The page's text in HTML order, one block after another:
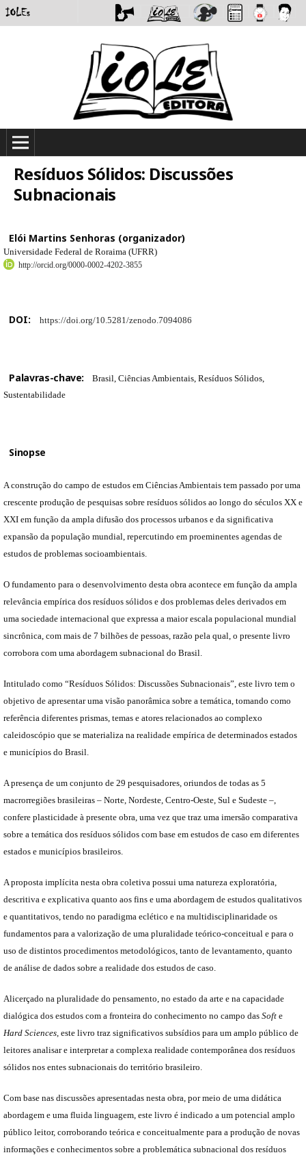
Resíduos Sólidos: Discussões
Subnacionais
Elói Martins Senhoras (organizador)
Universidade Federal de Roraima (UFRR)
http://orcid.org/0000-0002-4202-3855
DOI: https://doi.org/10.5281/zenodo.7094086
Palavras-chave:
Brasil, Ciências Ambientais, Resíduos Sólidos,
Sustentabilidade
Sinopse
A construção do campo de estudos em Ciências Ambientais tem passado por uma
crescente produção de pesquisas sobre resíduos sólidos ao longo do séculos XX e
XXI em função da ampla difusão dos processos urbanos e da significativa
expansão da população mundial, repercutindo em proeminentes agendas de
estudos de problemas socioambientais.
O fundamento para o desenvolvimento desta obra acontece em função da ampla
relevância empírica dos resíduos sólidos e dos problemas deles derivados em
uma sociedade internacional que expressa a maior escala populacional mundial
sincrônica, com mais de 7 bilhões de pessoas, razão pela qual, o presente livro
corrobora com uma abordagem subnacional do Brasil.
Intitulado como “Resíduos Sólidos: Discussões Subnacionais”, este livro tem o
objetivo de apresentar uma visão panorâmica sobre a temática, tomando como
referência diferentes prismas, temas e atores relacionados ao complexo
caleidoscópio que se materializa na realidade empírica de determinados estados
e municípios do Brasil.
A presença de um conjunto de 29 pesquisadores, oriundos de todas as 5
macrorregiões brasileiras – Norte, Nordeste, Centro-Oeste, Sul e Sudeste –,
confere plasticidade à presente obra, uma vez que traz uma imersão comparativa
sobre a temática dos resíduos sólidos com base em estudos de caso em diferentes
estados e municípios brasileiros.
A proposta implícita nesta obra coletiva possui uma natureza exploratória,
descritiva e explicativa quanto aos fins e uma abordagem de estudos qualitativos
e quantitativos, tendo no paradigma eclético e na multidisciplinaridade os
fundamentos para a valorização de uma pluralidade teórico-conceitual e para o
uso de distintos procedimentos metodológicos, tanto de levantamento, quanto
de análise de dados sobre a realidade dos estudos de caso.
Alicerçado na pluralidade do pensamento, no estado da arte e na capacidade
dialógica dos estudos com a fronteira do conhecimento no campo das Soft e
Hard Sciences , este livro traz significativos subsídios para um amplo público de
leitores analisar e interpretar a complexa realidade contemporânea dos resíduos
sólidos nos entes subnacionais do território brasileiro.
Com base nas discussões apresentadas nesta obra, por meio de uma didática
abordagem e uma fluida linguagem, este livro é indicado a um potencial amplo
público leitor, corroborando teórica e conceitualmente para a produção de novas
informações e conhecimentos sobre a problemática subnacional dos resíduos